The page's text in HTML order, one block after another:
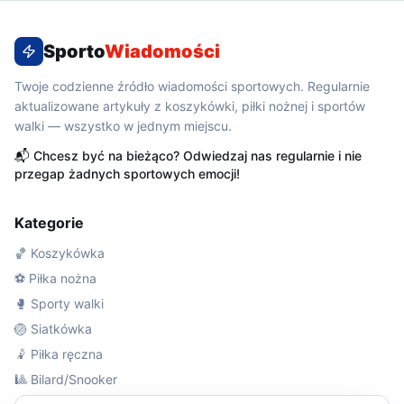
SportoWiadomości
Twoje codzienne źródło wiadomości sportowych. Regularnie
aktualizowane artykuły z koszykówki, piłki nożnej i sportów
walki — wszystko w jednym miejscu.
📬 Chcesz być na bieżąco? Odwiedzaj nas regularnie i nie
przegap żadnych sportowych emocji!
Kategorie
🏀 Koszykówka
⚽ Piłka nożna
🥊 Sporty walki
🏐 Siatkówka
🤾 Piłka ręczna
🎱 Bilard/Snooker